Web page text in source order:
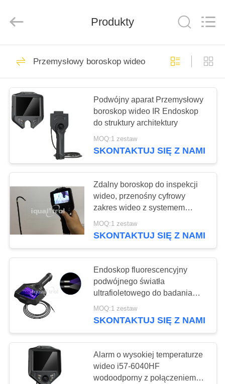
DO
DOMU
PRODUKTY
FILMY
O
WYCIECZKA
PO
FABRYCE
KONTROLA
JAKOŚCI
PRIVACY
POLICY
Rights
Twardościomierz
Micro Vickers
Twardościomierz
Vickersa
77
Urządzenie do
badania twardości
Rockwell
95
Produkty
Przemysłowy boroskop wideo
Podwójny aparat Przemysłowy
boroskop wideo IR Endoskop
do struktury architektury
MOQ:1 zestaw
SKONTAKTUJ SIĘ Z NAMI
Zdalny boroskop do inspekcji
wideo, przenośny cyfrowy
zakres wideo z systemem
operacyjnym Android
MOQ:1 zestaw
SKONTAKTUJ SIĘ Z NAMI
Endoskop fluorescencyjny
podwójnego światła
ultrafioletowego do badania
próżni IP67 wodoodporny
MOQ:1 zestaw
SKONTAKTUJ SIĘ Z NAMI
Alarm o wysokiej temperaturze
wideo i57-6040HF
wodoodporny z połączeniem